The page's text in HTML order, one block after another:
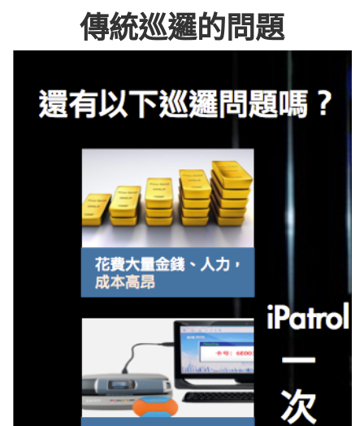
傳統巡邏的問題